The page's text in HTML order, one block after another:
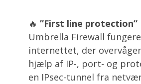
🔥 ”First line protection”
Umbrella Firewall
internettet, der
hjælp af IP-, port- og
en IPsec-tunnel fra